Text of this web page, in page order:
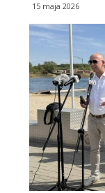
15 maja 2026